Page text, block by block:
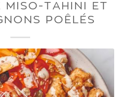
MISO-TAHINI ET
POÊLÉS